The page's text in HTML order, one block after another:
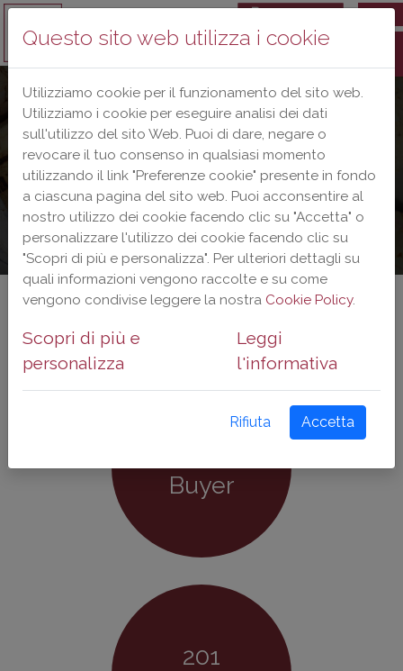
2016
Buyer
201
Questo sito web utilizza i cookie
Utilizziamo cookie per il funzionamento del sito web.
Utilizziamo i cookie per eseguire analisi dei dati
sull'utilizzo del sito Web. Puoi di dare, negare o
revocare il tuo consenso in qualsiasi momento
utilizzando il link "Preferenze cookie" presente in fondo
a ciascuna pagina del sito web. Puoi acconsentire al
nostro utilizzo dei cookie facendo clic su "Accetta" o
personalizzare l'utilizzo dei cookie facendo clic su
"Scopri di più e personalizza". Per ulteriori dettagli su
quali informazioni vengono raccolte e su come
vengono condivise leggere la nostra Cookie Policy.
Scopri di più e
personalizza
Leggi
l'informativa
Rifiuta Accetta